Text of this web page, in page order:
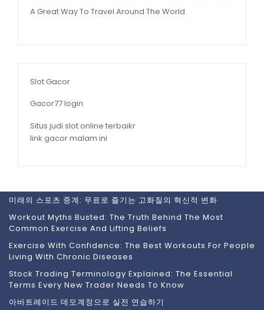
A Great Way To Travel Around The World
Slot Gacor
Gacor77 login
Situs judi slot online terbaikr
link gacor malam ini
미래의 스포츠 중계: 무료로 즐기는 고화질의 혁신적 변화
Workout Myths Busted: The Truth Behind The Most
Common Exercise And Lifting Beliefs
Exercise With Confidence: The Best Workouts For People
Living With Chronic Diseases
Stock Trading Terminology Explained: The Essential
Terms Every New Trader Needs To Know
아바트레이드 데모계정으로 실전 연습하기